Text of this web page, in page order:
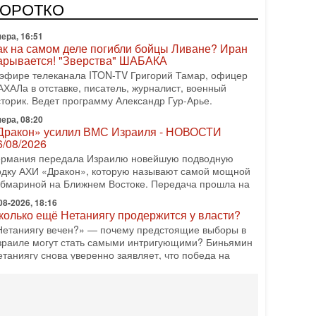
АХИ «Дракон» (Drakon), которая уже стала самой
субмариной в истории ЦАХАЛ. Но почему её
16:51
на самом деле погибли бойцы Ливане? Иран
"Зверства" ШАБАКА
телеканала ITON-TV Григорий Тамар, офицер
в отставке, писатель, журналист, военный
Ведет программу Александр Гур-Арье.
08:20
усилил ВМС Израиля - НОВОСТИ
08/2026
передала Израилю новейшую подводную
АХИ «Дракон», которую называют самой мощной
на Ближнем Востоке. Передача прошла на
2026, 18:16
ещё Нетаниягу продержится у власти?
вечен?» — почему предстоящие выборы в
могут стать самыми интригующими? Биньямин
снова уверенно заявляет, что победа на